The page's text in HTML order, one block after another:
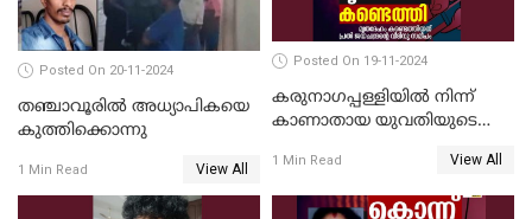
Posted On 20-11-2024
തഞ്ചാവൂരില്‍ അധ്യാപികയെ
കുത്തിക്കൊന്നു
1 Min Read View All
Posted On 19-11-2024
കരുനാഗപ്പള്ളിയില്‍ നിന്ന്
കാണാതായ യുവതിയുടെ
1 Min Read View All